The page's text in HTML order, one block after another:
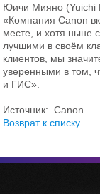
Юичи Мияно (Yuichi
«Компания Canon
месте, и хотя ныне
лучшими в своём
клиентов, мы
уверенными в том,
и ГИС».
Источник: Canon
Возврат к списку